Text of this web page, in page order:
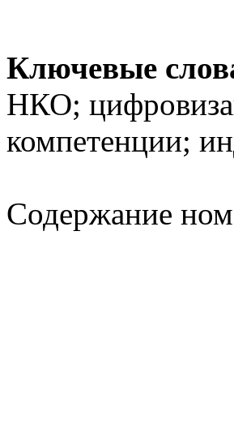
Ключевые
НКО;
компетенции;
Содержание